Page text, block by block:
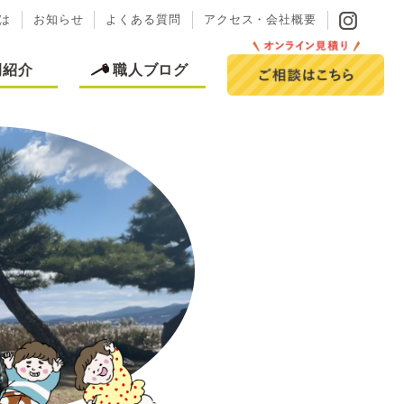
お知らせ よくある質問 アクセス・会社概要
介 職人ブログ